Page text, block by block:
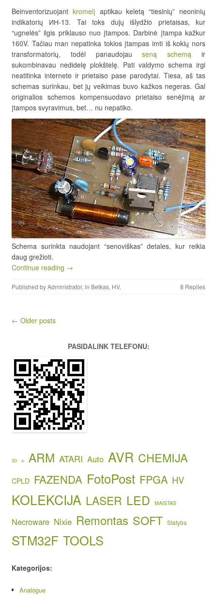
Beinventorizuojant kromelį aptikau keletą “tiesinių” neoninių
indikatorių ИН-13. Tai toks dujų išlydžio prietaisas, kur
“ugnelės” ilgis priklauso nuo įtampos. Darbinė įtampa kažkur
160V. Tačiau man nepatinka tokios įtampas imti iš kokių nors
transformatorių, todėl panaudojauseną schemą ir
sukombinavau nedidelę plokštelę. Pati valdymo schema irgi
neatitinka internete ir prietaiso pase parodytai. Tiesa, aš tas
schemas surinkau, bet jų veikimas buvo kažkos negeras. Gal
originalios schemos kompensuodavo prietaiso senėjimą ar
įtampos svyravimus, bet… nu nepatiko.
Schema surinkta naudojant “senoviškas” detales, kur reikia
daug grežioti.
Continue reading →
Published byAdministrator, in Betkas, HV. 8 Replies
Post navigation
← Older posts
PASIDALINK TELEFONU:
3D AI ARM ATARI Auto AVR CHEMIJA
CPLD FAZENDA FotoPost FPGA HV
KOLEKCIJA LASER LED MAISTAS
Necroware Nixie Remontas SOFT Statyba
STM32F TOOLS
Kategorijos:
Analogue